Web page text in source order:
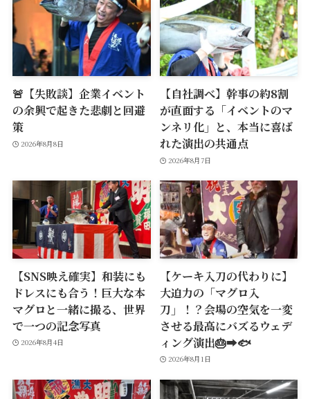
🚨【失敗談】企業イベント
の余興で起きた悲劇と回避
策
2026年8月8日
【自社調べ】幹事の約8割
が直面する「イベントのマ
ンネリ化」と、本当に喜ば
れた演出の共通点
2026年8月7日
【SNS映え確実】和装にも
ドレスにも合う！巨大な本
マグロと一緒に撮る、世界
で一つの記念写真
2026年8月4日
【ケーキ入刀の代わりに】
大迫力の「マグロ入
刀」！？会場の空気を一変
させる最高にバズるウェデ
ィング演出🎂➡️🐟
2026年8月1日